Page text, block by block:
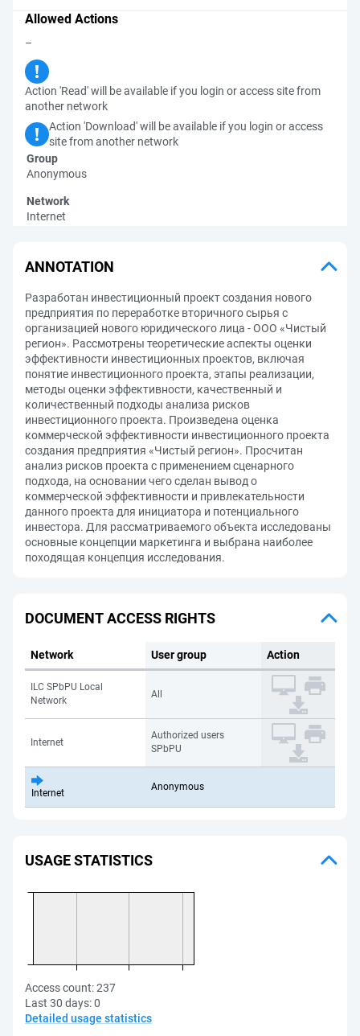
Allowed Actions
–
Action 'Read' will be available if you login or access site from
another network
Action 'Download' will be available if you login or access
site from another network
Group
Anonymous
Network
Internet
ANNOTATION
Разработан инвестиционный проект создания нового
предприятия по переработке вторичного сырья с
организацией нового юридического лица - ООО «Чистый
регион». Рассмотрены теоретические аспекты оценки
эффективности инвестиционных проектов, включая
понятие инвестиционного проекта, этапы реализации,
методы оценки эффективности, качественный и
количественный подходы анализа рисков
инвестиционного проекта. Произведена оценка
коммерческой эффективности инвестиционного проекта
создания предприятия «Чистый регион». Просчитан
анализ рисков проекта с применением сценарного
подхода, на основании чего сделан вывод о
коммерческой эффективности и привлекательности
данного проекта для инициатора и потенциального
инвестора. Для рассматриваемого объекта исследованы
основные концепции маркетинга и выбрана наиболее
походящая концепция исследования.
DOCUMENT ACCESS RIGHTS
Network User group Action
ILC SPbPU Local
Network
All
Internet
Authorized users
SPbPU
Internet
Anonymous
USAGE STATISTICS
Access count:237
Last 30 days:0
Detailed usage statistics